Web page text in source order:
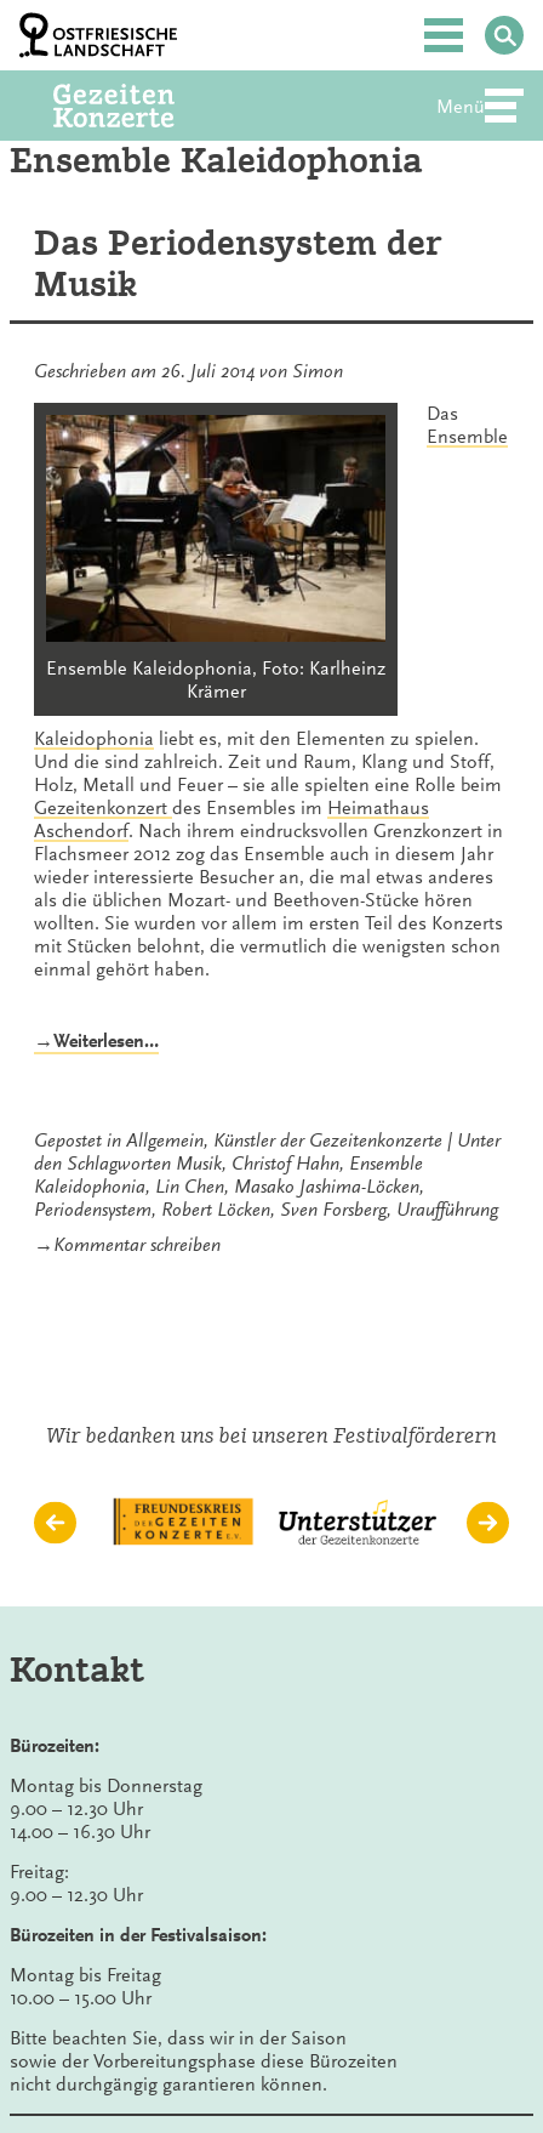
Zum
Inhalt
springen
Hauptmenü
Menü
Ensemble Kaleidophonia
Das Periodensystem der
Musik
Geschrieben am 26. Juli 2014 von Simon
Ensemble Kaleidophonia, Foto: Karlheinz
Krämer
Das
Ensemble
Kaleidophonia liebt es, mit den Elementen zu spielen.
Und die sind zahlreich. Zeit und Raum, Klang und Stoff,
Holz, Metall und Feuer – sie alle spielten eine Rolle beim
Gezeitenkonzert des Ensembles im Heimathaus
Aschendorf. Nach ihrem eindrucksvollen Grenzkonzert in
Flachsmeer 2012 zog das Ensemble auch in diesem Jahr
wieder interessierte Besucher an, die mal etwas anderes
als die üblichen Mozart- und Beethoven-Stücke hören
wollten. Sie wurden vor allem im ersten Teil des Konzerts
mit Stücken belohnt, die vermutlich die wenigsten schon
einmal gehört haben.
→Weiterlesen…„Das
Gepostet in Allgemein, Künstler der Gezeitenkonzerte
Unter
den Schlagworten Musik, Christof Hahn, Ensemble
Kaleidophonia, Lin Chen, Masako Jashima-Löcken,
Periodensystem, Robert Löcken, Sven Forsberg, Uraufführung
→ Kommentar schreibenzu
Wir bedanken uns bei unseren Festivalförderern
Kontakt
Bürozeiten:
Montag bis Donnerstag
9.00 – 12.30 Uhr
14.00 – 16.30 Uhr
Freitag:
9.00 – 12.30 Uhr
Bürozeiten in der Festivalsaison:
Montag bis Freitag
10.00 – 15.00 Uhr
Bitte beachten Sie, dass wir in der Saison
sowie der Vorbereitungsphase diese Bürozeiten
nicht durchgängig garantieren können.